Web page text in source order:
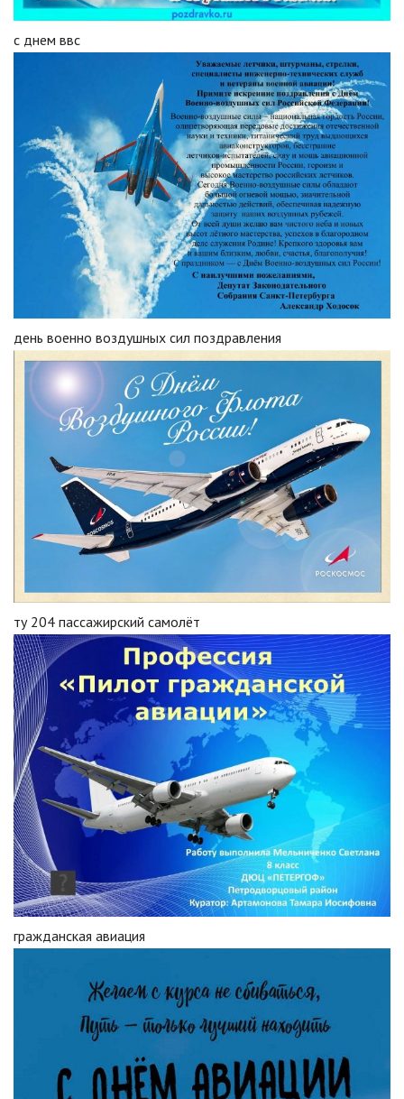
с днем ввс
день военно воздушных сил поздравления
ту 204 пассажирский самолёт
гражданская авиация